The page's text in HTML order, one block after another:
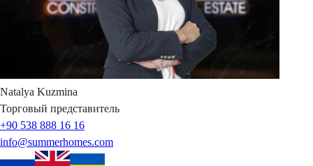
Natalya Kuzmina
Торговый представитель
+90 538 888 16 16
info@summerhomes.com